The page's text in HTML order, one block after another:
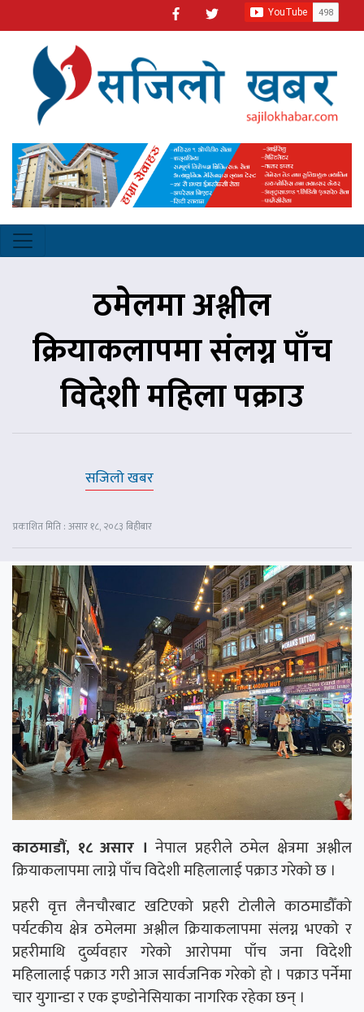
ठमेलमा अश्लील
क्रियाकलापमा संलग्न पाँच
विदेशी महिला पक्राउ
सजिलो खबर
प्रकाशित मिति : असार १८, २०८३ बिहीबार
काठमाडौं, १८ असार । नेपाल प्रहरीले ठमेल क्षेत्रमा अश्लील
क्रियाकलापमा लाग्ने पाँच विदेशी महिलालाई पक्राउ गरेको छ ।
प्रहरी वृत्त लैनचौरबाट खटिएको प्रहरी टोलीले काठमाडौँको
पर्यटकीय क्षेत्र ठमेलमा अश्लील क्रियाकलापमा संलग्न भएको र
प्रहरीमाथि दुर्व्यवहार गरेको आरोपमा पाँच जना विदेशी
महिलालाई पक्राउ गरी आज सार्वजनिक गरेको हो । पक्राउ पर्नेमा
चार युगान्डा र एक इण्डोनेसियाका नागरिक रहेका छन् ।